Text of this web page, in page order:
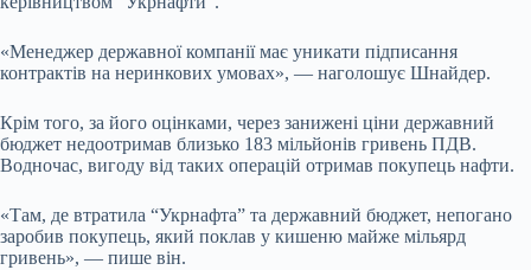
«Менеджер державної компанії має уникати підписання
контрактів на неринкових умовах», — наголошує Шнайдер.
Крім того, за його оцінками, через занижені ціни державний
бюджет недоотримав близько 183 мільйонів гривень ПДВ.
Водночас, вигоду від таких операцій отримав покупець нафти.
«Там, де втратила “Укрнафта” та державний бюджет, непогано
заробив покупець, який поклав у кишеню майже мільярд
гривень», — пише він.